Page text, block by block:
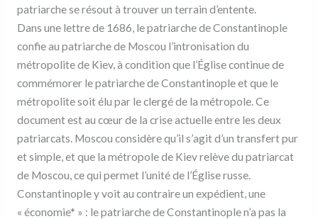
patriarche se résout à trouver un terrain d’entente.
Dans une lettre de 1686, le patriarche de Constantinople
confie au patriarche de Moscou l’intronisation du
métropolite de Kiev, à condition que l’Église continue de
commémorer le patriarche de Constantinople et que le
métropolite soit élu par le clergé de la métropole. Ce
document est au cœur de la crise actuelle entre les deux
patriarcats. Moscou considère qu’il s’agit d’un transfert pur
et simple, et que la métropole de Kiev relève du patriarcat
de Moscou, ce qui permet l’unité de l’Église russe.
Constantinople y voit au contraire un expédient, une
« économie* » : le patriarche de Constantinople n’a pas la